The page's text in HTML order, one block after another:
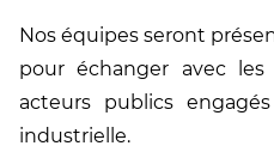
Nos équipes seront
pour échanger avec les
acteurs publics
industrielle.